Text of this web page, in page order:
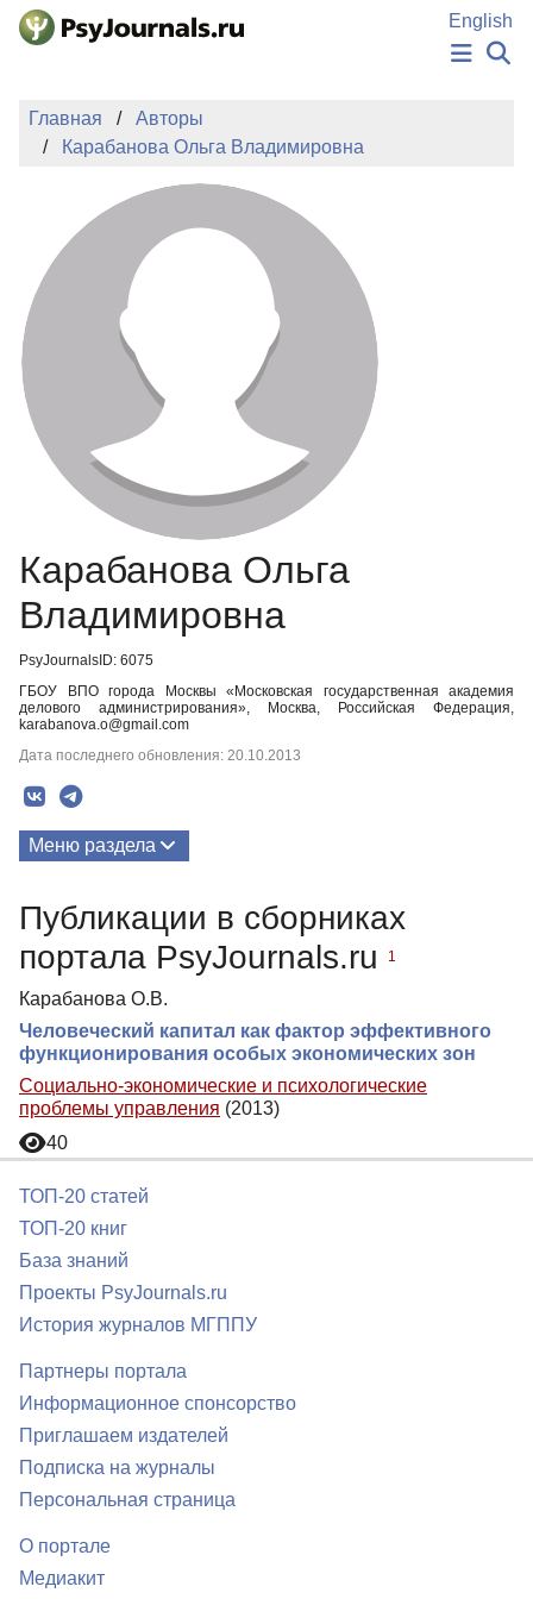
Перейти к основному содержанию
English
ИЗДАНИЯ
АВТОРЫ
ПОДАТЬ РУКОПИСЬ
БАЗА ЗНАНИЙ
КЛЮЧЕВЫЕ СЛОВА
Регистрация
Главная
Авторы
Карабанова Ольга Владимировна
Карабанова Ольга
Владимировна
PsyJournalsID: 6075
ГБОУ ВПО города Москвы «Московская государственная академия
делового администрирования», Москва, Российская Федерация,
karabanova.o@gmail.com
Дата последнего обновления: 20.10.2013
Меню раздела
Публикации в сборниках
портала PsyJournals.ru
1
Карабанова О.В.
Человеческий капитал как фактор эффективного
функционирования особых экономических зон
Социально-экономические и психологические
проблемы управления (2013)
40
ТОП-20 статей
ТОП-20 книг
База знаний
Проекты PsyJournals.ru
История журналов МГППУ
Партнеры портала
Информационное спонсорство
Приглашаем издателей
Подписка на журналы
Персональная страница
О портале
Медиакит